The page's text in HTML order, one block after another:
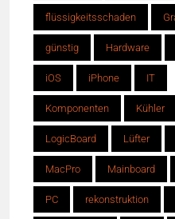
flüssigkeitsschaden
günstig Hardware
iOS iPhone IT
Komponenten Kühler
LogicBoard Lüfter
MacPro Mainboard
PC rekonstruktion